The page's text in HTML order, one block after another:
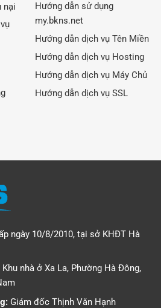
nại
Hướng dẫn sử dụng
my.bkns.net
Hướng dẫn dịch vụ Tên Miền
Hướng dẫn dịch vụ Hosting
Hướng dẫn dịch vụ Máy Chủ
Hướng dẫn dịch vụ SSL
ngày 10/8/2010, tại sở KHĐT Hà
Khu nhà ở Xa La, Phường Hà Đông,
Giám đốc Thịnh Văn Hạnh